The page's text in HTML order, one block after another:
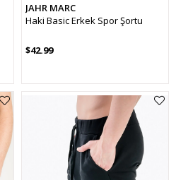
JAHR MARC
Haki Basic Erkek Spor Şortu
$42.99